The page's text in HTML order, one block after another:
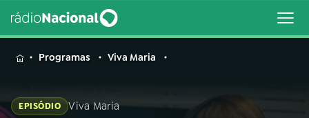
MENUProgramas Viva Maria
EPISÓDIO Viva Maria